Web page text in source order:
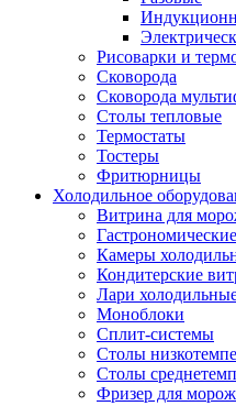
Рисоварки и
Сковорода
Сковорода
Столы тепловые
Термостаты
Тостеры
Фритюрницы
Холодильное
Витрина для
Гастрономические
Камеры
Кондитерские
Лари
Моноблоки
Сплит-системы
Столы
Столы
Фризер для